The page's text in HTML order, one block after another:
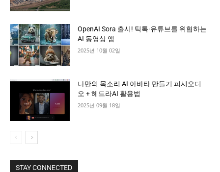
OpenAI Sora 출시! 틱톡·유튜브를 위협하는
AI 동영상 앱
2025년 10월 02일
나만의 목소리 AI 아바타 만들기 피시오디
오 + 헤드라AI 활용법
2025년 09월 18일
STAY CONNECTED